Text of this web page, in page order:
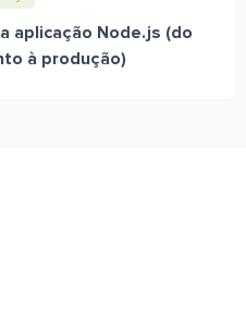
aplicação Node.js (do
à produção)